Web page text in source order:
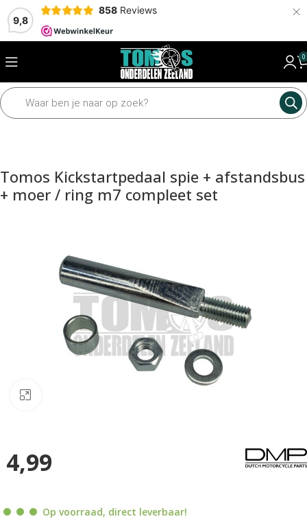
9,8
858 Reviews ×
0
Home Motordelen Diverse motordelen Kickstartdelen
Tomos Kickstartpedaal spie + afstandsbus
+ moer / ring m7 compleet set
4,99
Op voorraad, direct leverbaar!